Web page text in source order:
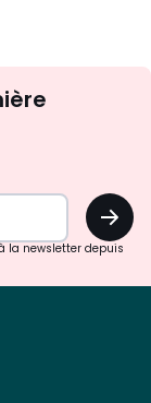
OK
la newsletter depuis